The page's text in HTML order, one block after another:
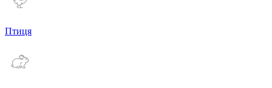
Птиця